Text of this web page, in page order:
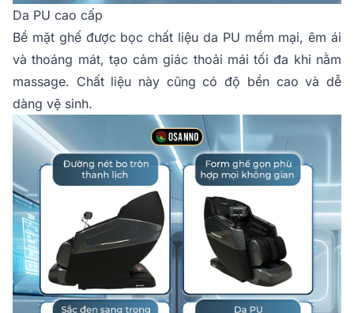
Da PU cao cấp
Bề mặt ghế được bọc chất liệu da PU mềm mại, êm ái
và thoáng mát, tạo cảm giác thoải mái tối đa khi nằm
massage. Chất liệu này cũng có độ bền cao và dễ
dàng vệ sinh.